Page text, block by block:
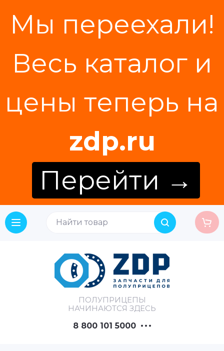
Мы переехали!
Весь каталог и
цены теперь на
zdp.ru
Перейти →
ПОЛУПРИЦЕПЫ
НАЧИНАЮТСЯ ЗДЕСЬ
8 800 101 5000